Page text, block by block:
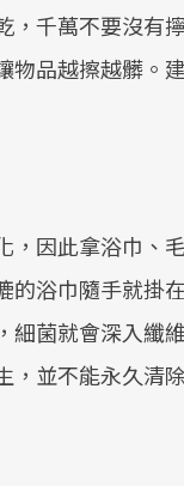
千萬不要沒有
品越擦越髒。
因此拿浴巾、
浴巾隨手就掛
菌就會深入纖
並不能永久清